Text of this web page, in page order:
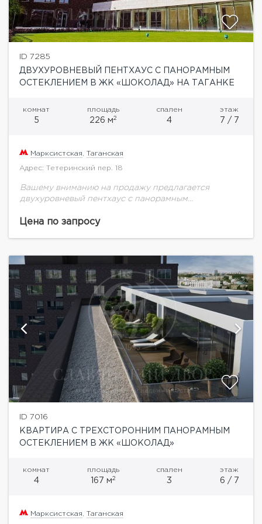
ID 7285
ДВУХУРОВНЕВЫЙ ПЕНТХАУС С ПАНОРАМНЫМ
ОСТЕКЛЕНИЕМ В ЖК «ШОКОЛАД» НА ТАГАНКЕ
комнат
5
площадь
226 м2
спален
4
этаж
7 / 7
Марксистская Таганская
Адрес: Тетеринский пер. 18
Вашему вниманию на продажу предлагается
двухуровневый пентхаус с панорамным
комплексе " Шоколад", Площадь пентхауса 225,7
Цена по запросу
ID 7016
КВАРТИРА С ТРЕХСТОРОННИМ ПАНОРАМНЫМ
ОСТЕКЛЕНИЕМ В ЖК «ШОКОЛАД»
комнат
4
площадь
167 м2
спален
3
этаж
6 / 7
Марксистская Таганская